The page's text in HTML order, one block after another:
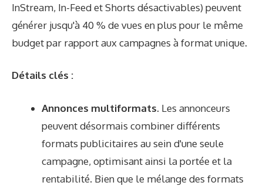
InStream, In-Feed et Shorts désactivables) peuvent
générer jusqu'à 40 % de vues en plus pour le même
budget par rapport aux campagnes à format unique.
Détails clés :
Annonces multiformats. Les annonceurs
peuvent désormais combiner différents
formats publicitaires au sein d'une seule
campagne, optimisant ainsi la portée et la
rentabilité. Bien que le mélange des formats